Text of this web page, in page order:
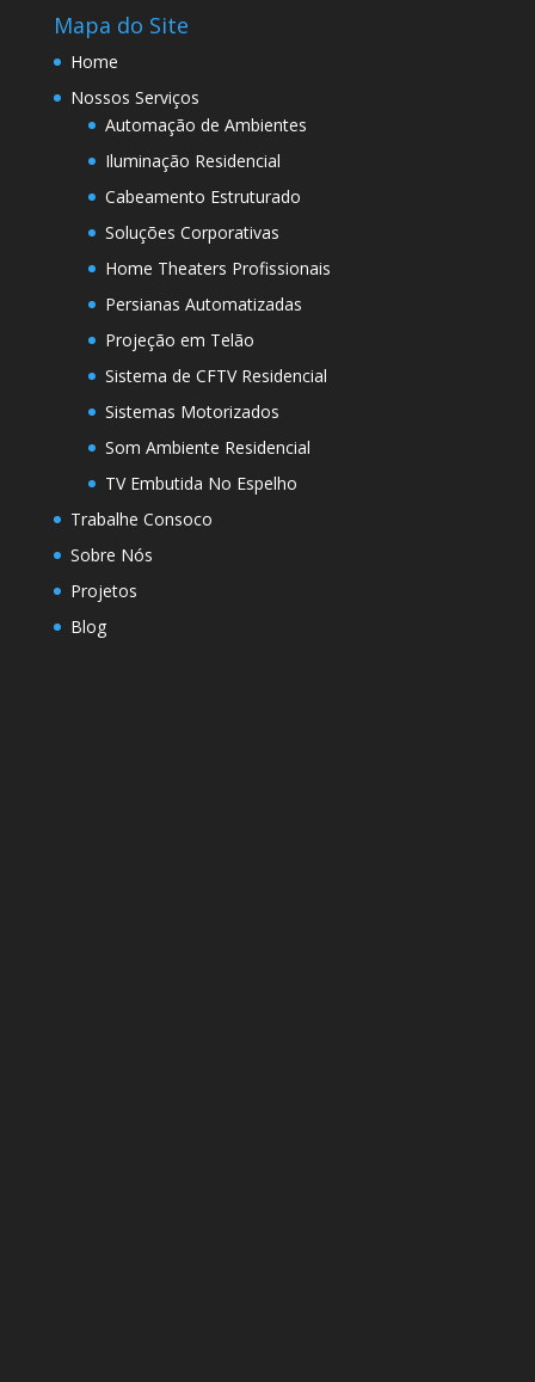
Mapa do Site
Home
Nossos Serviços
Automação de Ambientes
Iluminação Residencial
Cabeamento Estruturado
Soluções Corporativas
Home Theaters Profissionais
Persianas Automatizadas
Projeção em Telão
Sistema de CFTV Residencial
Sistemas Motorizados
Som Ambiente Residencial
TV Embutida No Espelho
Trabalhe Consoco
Sobre Nós
Projetos
Blog